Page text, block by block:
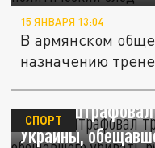
15 ЯНВАРЯ 13:04
В армянском
назначению
УЕФА оштрафовал
Украины,
СПОРТ